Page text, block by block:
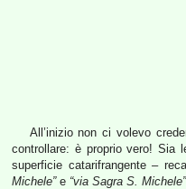
All’inizio non ci volevo
controllare: è proprio vero! Sia
superficie catarifrangente –
Michele”e “via Sagra S. Michele”